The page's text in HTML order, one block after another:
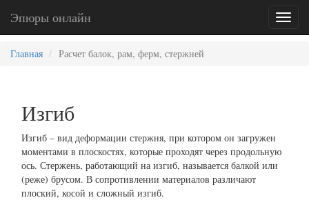
Toggle
Эпюры онлайн
Главная Расчет балок, рам, ферм, стержней
Изгиб
Изгиб – вид деформации стержня, при котором он загружен
моментами в плоскостях, которые проходят через продольную
ось. Стержень, работающий на изгиб, называется балкой или
(реже) брусом. В сопротивлении материалов различают
плоский, косой и сложный изгиб.